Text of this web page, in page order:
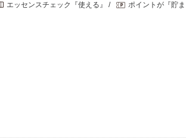
エッセンスチェック『使える』 ポイントが『貯ま